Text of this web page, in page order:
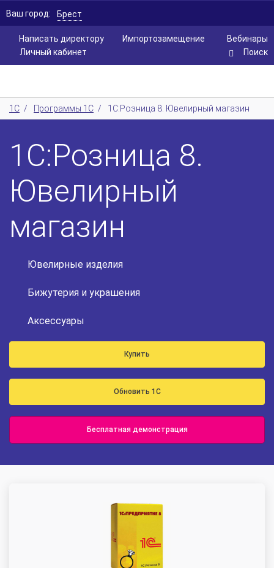
Написать директору Вебинары
Импортозамещение
Личный кабинет
Ваш город: Брест
Поиск
1С / Программы 1С / 1С:Розница 8. Ювелирный магазин
1С:Розница 8.
Ювелирный
магазин
Ювелирные изделия
Бижутерия и украшения
Аксессуары
Купить
Обновить 1С
Бесплатная демонстрация